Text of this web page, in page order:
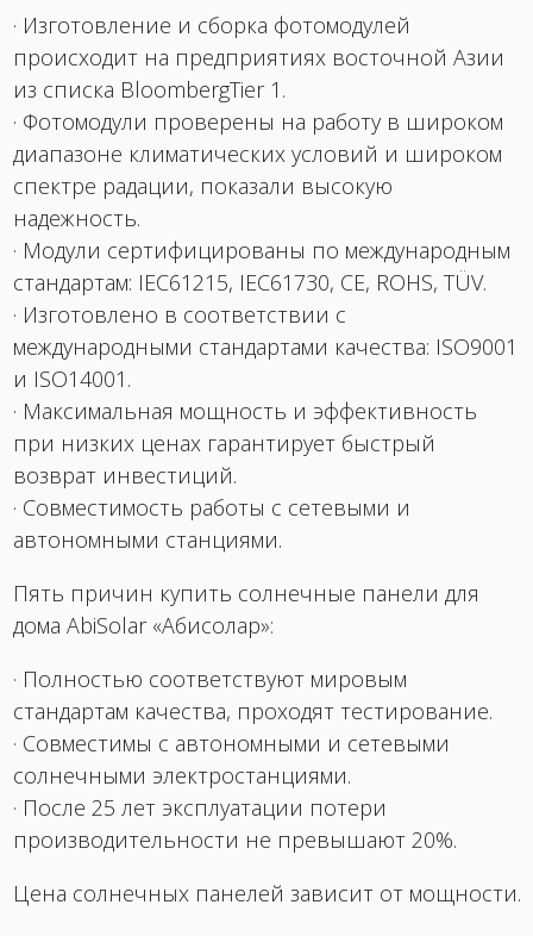
· Изготовление и сборка фотомодулей
происходит на предприятиях восточной Азии
из списка BloombergTier 1.
· Фотомодули проверены на работу в широком
диапазоне климатических условий и широком
спектре радации, показали высокую
надежность.
· Модули сертифицированы по международным
стандартам: IEC61215, IEC61730, CE, ROHS, TÜV.
· Изготовлено в соответствии с
международными стандартами качества: ISO9001
и ISO14001.
· Максимальная мощность и эффективность
при низких ценах гарантирует быстрый
возврат инвестиций.
· Совместимость работы с сетевыми и
автономными станциями.
Пять причин купить солнечные панели для
дома AbiSolar «Абисолар»:
· Полностью соответствуют мировым
стандартам качества, проходят тестирование.
· Совместимы с автономными и сетевыми
солнечными электростанциями.
· После 25 лет эксплуатации потери
производительности не превышают 20%.
Цена солнечных панелей зависит от мощности.